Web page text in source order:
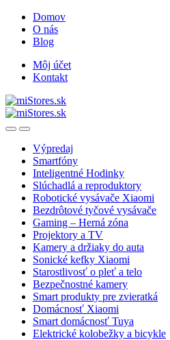
Skip
navigation
Skip
content
Domov
O nás
Blog
Môj účet
Kontakt
OpenClose
Výpredaj
Smartfóny
Inteligentné Hodinky
Slúchadlá a reproduktory
Robotické vysávače Xiaomi
Bezdrôtové tyčové vysávače
Gaming – Herná zóna
Projektory a TV
Kamery a držiaky do auta
Sonické kefky Xiaomi
Starostlivosť o pleť a telo
Bezpečnostné kamery
Smart produkty pre zvieratká
Domácnosť Xiaomi
Smart domácnosť Tuya
Elektrické kolobežky a bicykle